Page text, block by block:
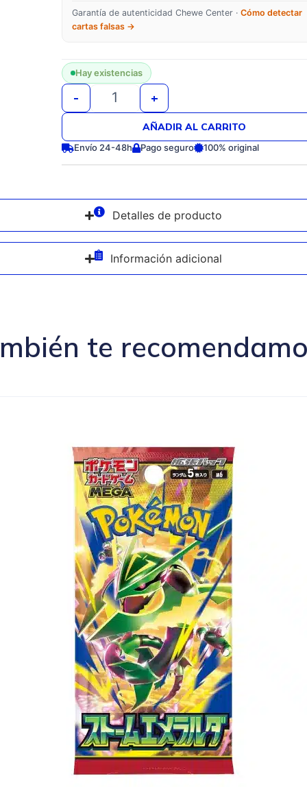
Garantía de autenticidad Chewe Center · Cómo detectar
cartas falsas →
Hay existenciasMega Brave 30 sobres Coreano |
- +
AÑADIR AL CARRITO
Envío 24-48h Pago seguro 100% original
Detalles de producto
Información adicional
te